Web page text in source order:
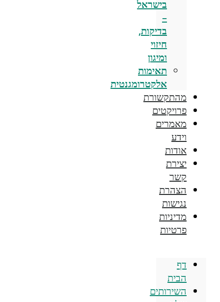
בישראל
–
בדיקות,
חיזוי
ומיגון
תאימות
אלקטרומגנטית
מהתקשורת
פרויקטים
מאמרים
וידע
אודות
יצירת
קשר
הצהרת
נגישות
מדיניות
פרטיות
דף
הבית
השירותים